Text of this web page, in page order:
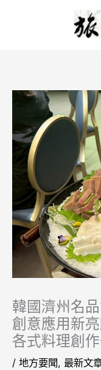
韓國濟州名
創意應用新
各式料理創
/ 地方要聞, 最新文